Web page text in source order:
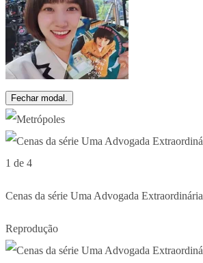
Fechar modal.
1 de 4
Cenas da série Uma Advogada Extraordinária
Reprodução